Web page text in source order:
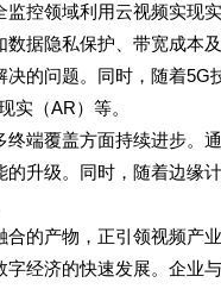
控领域利用云视频实现
据隐私保护、带宽成本
的问题。同时，随着
实（AR）等。
端覆盖方面持续进步。
升级。同时，随着边缘
的产物，正引领视频产
经济的快速发展。企业